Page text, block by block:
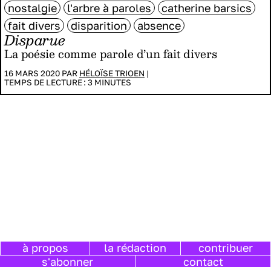
Disparue
La poésie comme parole d’un fait divers
16 MARS 2020 PAR HÉLOÏSE TRIOEN |
TEMPS DE LECTURE : 3 MINUTES
nostalgie
l'arbre à paroles
catherine barsics
fait divers
disparition absence
à propos la rédaction
contribuer
s'abonner
contact